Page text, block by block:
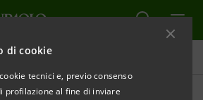
di cookie
tecnici e, previo consenso
profilazione al fine di inviare